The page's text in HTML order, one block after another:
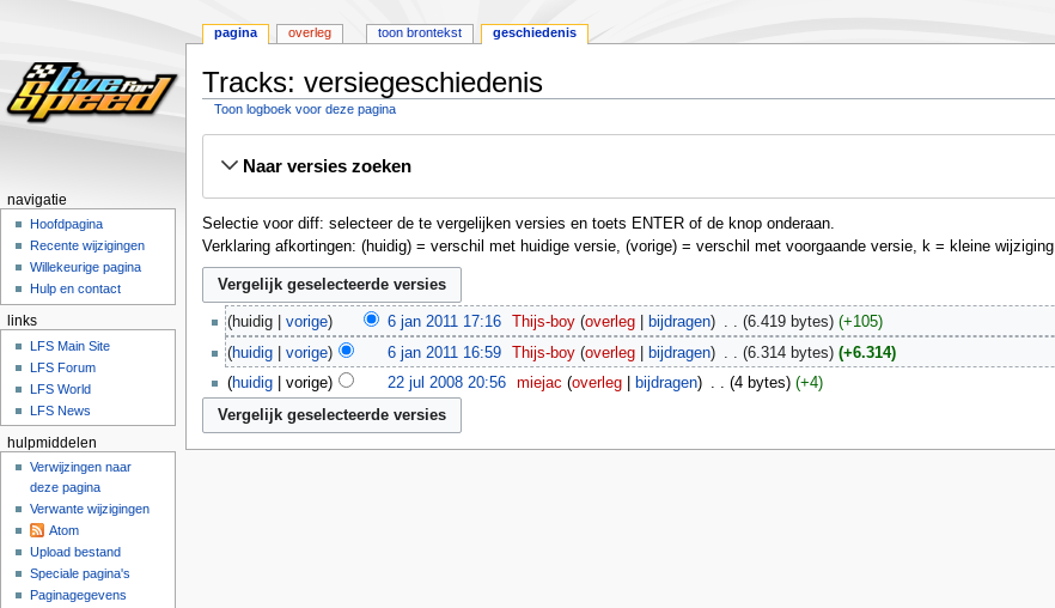
Tracks: versiegeschiedenis
Toon logboek voor deze pagina
navigatie
zoekenNaar versies zoeken
Selectie voor diff: selecteer de te vergelijken versies en toets ENTER of de knop onderaan.
Verklaring afkortingen: (huidig) = verschil met huidige versie, (vorige) = verschil met voorgaande versie, k = kleine wijziging
huidig vorige 6 jan 2011 17:16‎ Thijs-boy overleg bijdragen 6.419 bytes
+105
huidig
vorige 6 jan 2011 16:59‎ Thijs-boy overleg bijdragen 6.314 bytes
+6.314
huidig
vorige 22 jul 2008 20:56‎ miejac overleg bijdragen 4 bytes +4
pagina overleg toon brontekst geschiedenis
navigatie
Hoofdpagina
Recente wijzigingen
Willekeurige pagina
Hulp en contact
links
LFS Main Site
LFS Forum
LFS World
LFS News
hulpmiddelen
Verwijzingen naar
deze pagina
Verwante wijzigingen
Atom
Upload bestand
Speciale pagina's
Paginagegevens